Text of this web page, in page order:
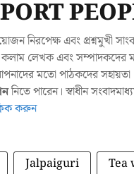
নিরপেক্ষ এবং প্রশ্নমুখী
লেখক এবং সম্পাদকদের
মতো পাঠকদের
নিতে পারেন। স্বাধীন
করুন
Jalpaiguri Tea